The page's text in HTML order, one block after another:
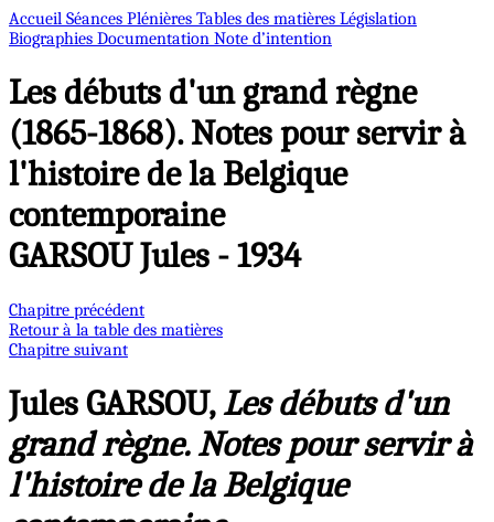
Accueil Séances Plénières Tables des matières Législation
Biographies Documentation Note d’intention
Les débuts d'un grand règne
(1865-1868). Notes pour servir à
l'histoire de la Belgique
contemporaine
GARSOU Jules - 1934
Chapitre précédent
Retour à la table des matières
Chapitre suivant
Jules GARSOU,Les débuts d'un
grand règne. Notes pour servir à
l'histoire de la Belgique